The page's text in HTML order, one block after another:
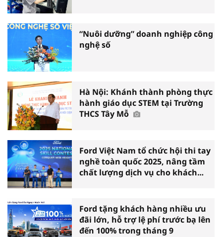
“Nuôi dưỡng” doanh nghiệp công
nghệ số
Hà Nội: Khánh thành phòng thực
hành giáo dục STEM tại Trường
THCS Tây Mỗ
Ford Việt Nam tổ chức hội thi tay
nghề toàn quốc 2025, nâng tầm
chất lượng dịch vụ cho khách
Ford tặng khách hàng nhiều ưu
đãi lớn, hỗ trợ lệ phí trước bạ lên
đến 100% trong tháng 9